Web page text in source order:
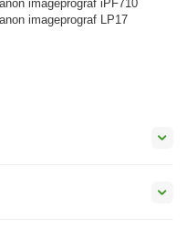
imageprograf iPF710
imageprograf LP17